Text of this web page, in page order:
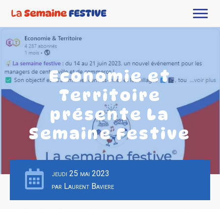
Economie et
Territoire
présente La
Semaine Festive
jeudi 25 mai 2023
par Laurent Baviere